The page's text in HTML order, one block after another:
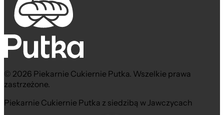
© 2026 Piekarnie Cukiernie Putka. Wszelkie prawa
zastrzeżone.
Piekarnie Cukiernie Putka z siedzibą w Jawczycach